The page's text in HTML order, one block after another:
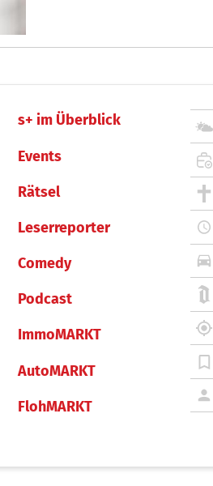
s+ im Überblick
Events
Rätsel
Leserreporter
Comedy
Podcast
ImmoMARKT
AutoMARKT
FlohMARKT